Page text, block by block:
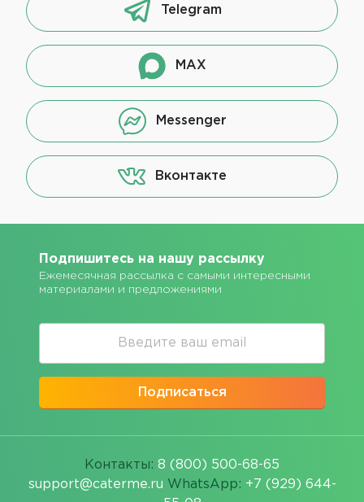
Telegram
MAX
Messenger
Вконтакте
Подпишитесь на нашу рассылку
Ежемесячная рассылка с самыми интересными
материалами и предложениями
Подписаться
Контакты: 8 (800) 500-68-65
support@caterme.ru WhatsApp: +7 (929) 644-